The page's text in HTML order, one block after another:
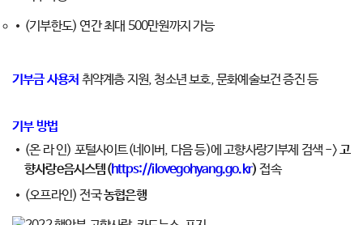
(기부한도) 연간 최대 500만원까지 가능
기부금 사용처 취약계층 지원, 청소년 보호, 문화예술보건 증진 등
기부 방법
(온 라 인) 포털사이트(네이버, 다음 등)에 고향사랑기부제 검색 ->고
향사랑e음시스템(https://ilovegohyang.go.kr) 접속
(오프라인) 전국농협은행